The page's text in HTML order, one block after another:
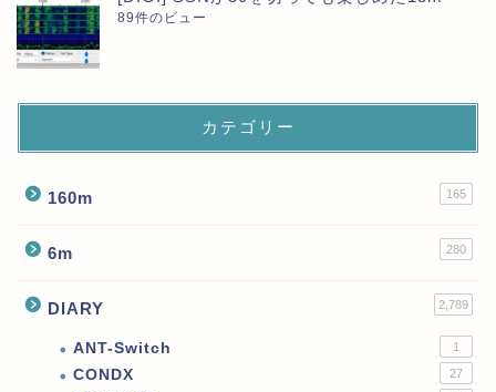
89件のビュー
カテゴリー
160m 165
6m 280
DIARY 2,789
ANT-Switch 1
CONDX 27